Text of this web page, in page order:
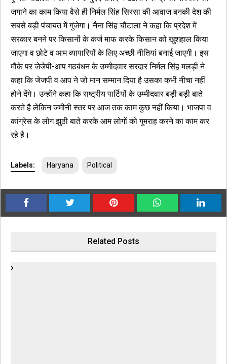
जगाने का काम किया वैसे ही निर्मल सिंह सिरसा की आवाज बनकी देश की
सबसे बड़ी पंचायत में गुंजेगा। नैना सिंह चौटाला ने कहा कि प्रदेश में
सरकार बनने पर किसानों के कर्ज माफ करके किसान को खुशहाल किया
जाएगा व छोटे व आम व्यापारियों के लिए अच्छी नीतियां बनाई जाएगी। इस
मौके पर जेजेपी-आप गठबंधन के उम्मीदवार सरदार निर्मल सिंह मलड़ी ने
कहा कि जेजपी व आप ने जो मान सम्मान दिया है उसका कभी नीचा नहीं
होने देंगे। उन्होंने कहा कि राष्ट्रीय पार्टियों के उम्मीदवार बड़ी बड़ी बाते
करते है लेकिन जमीनी स्तर पर आज तक काम कुछ नहीं किया। भाजपा व
कांग्रेस के लोग झुठी बाते करके आम लोगों को गुमराह करने का काम कर
रहे है।
Labels: Haryana Political
Related Posts